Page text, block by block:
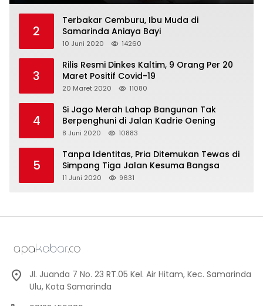
2
Terbakar Cemburu, Ibu Muda di
Samarinda Aniaya Bayi
10 Juni 2020 14260
3
Rilis Resmi Dinkes Kaltim, 9 Orang Per 20
Maret Positif Covid-19
20 Maret 2020 11080
4
Si Jago Merah Lahap Bangunan Tak
Berpenghuni di Jalan Kadrie Oening
8 Juni 2020 10883
5
Tanpa Identitas, Pria Ditemukan Tewas di
Simpang Tiga Jalan Kesuma Bangsa
11 Juni 2020 9631
Jl. Juanda 7 No. 23 RT.05 Kel. Air Hitam, Kec. Samarinda
Ulu, Kota Samarinda